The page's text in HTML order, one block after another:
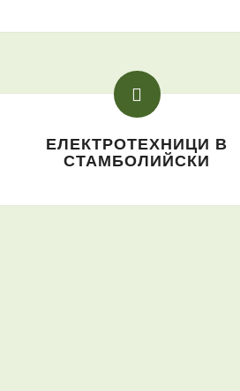
ЕЛЕКТРОТЕХНИЦИ В
СТАМБОЛИЙСКИ